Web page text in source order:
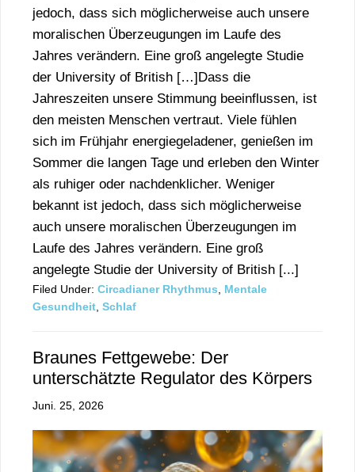
jedoch, dass sich möglicherweise auch unsere
moralischen Überzeugungen im Laufe des
Jahres verändern. Eine groß angelegte Studie
der University of British […]Dass die
Jahreszeiten unsere Stimmung beeinflussen, ist
den meisten Menschen vertraut. Viele fühlen
sich im Frühjahr energiegeladener, genießen im
Sommer die langen Tage und erleben den Winter
als ruhiger oder nachdenklicher. Weniger
bekannt ist jedoch, dass sich möglicherweise
auch unsere moralischen Überzeugungen im
Laufe des Jahres verändern. Eine groß
angelegte Studie der University of British [...]
Filed Under: Circadianer Rhythmus
Mentale
Gesundheit Schlaf
Braunes Fettgewebe: Der
unterschätzte Regulator des Körpers
Juni. 25, 2026